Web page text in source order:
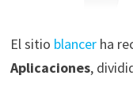
El sitio blancerha
Aplicaciones,